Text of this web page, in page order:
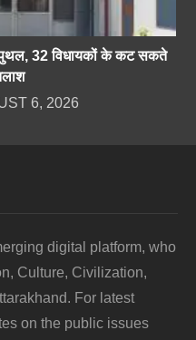
32 विधायकों के कट सकते
6, 2026
digital platform, who
Culture, Civilization,
For latest
on the public issues